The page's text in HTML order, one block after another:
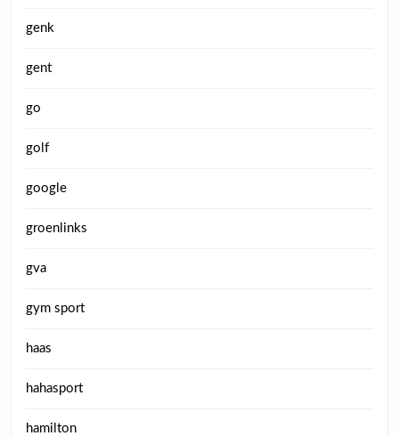
genk
gent
go
golf
google
groenlinks
gva
gym sport
haas
hahasport
hamilton